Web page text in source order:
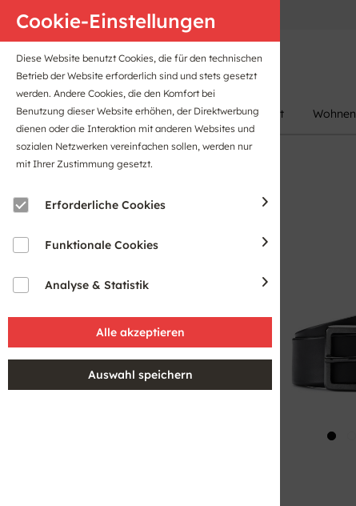
Anfahrt B2B-Portal
Damen Herren Kinder Sport Wohnen
Cookie-Einstellungen
Diese Website benutzt Cookies, die für den technischen
Betrieb der Website erforderlich sind und stets gesetzt
werden. Andere Cookies, die den Komfort bei
Benutzung dieser Website erhöhen, der Direktwerbung
dienen oder die Interaktion mit anderen Websites und
sozialen Netzwerken vereinfachen sollen, werden nur
mit Ihrer Zustimmung gesetzt.
Erforderliche Cookies
Funktionale Cookies
Analyse & Statistik